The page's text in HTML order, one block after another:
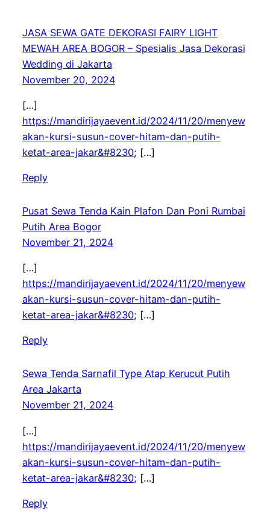
JASA SEWA GATE DEKORASI FAIRY LIGHT
MEWAH AREA BOGOR – Spesialis Jasa Dekorasi
Wedding di Jakarta
November 20, 2024
[…]
https://mandirijayaevent.id/2024/11/20/menyew
akan-kursi-susun-cover-hitam-dan-putih-
ketat-area-jakar&#8230; […]
Reply
Pusat Sewa Tenda Kain Plafon Dan Poni Rumbai
Putih Area Bogor
November 21, 2024
[…]
https://mandirijayaevent.id/2024/11/20/menyew
akan-kursi-susun-cover-hitam-dan-putih-
ketat-area-jakar&#8230; […]
Reply
Sewa Tenda Sarnafil Type Atap Kerucut Putih
Area Jakarta
November 21, 2024
[…]
https://mandirijayaevent.id/2024/11/20/menyew
akan-kursi-susun-cover-hitam-dan-putih-
ketat-area-jakar&#8230; […]
Reply